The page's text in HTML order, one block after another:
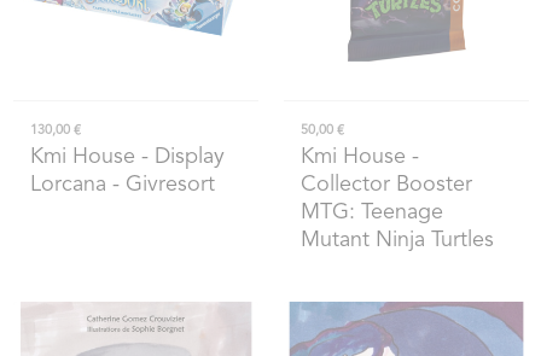
130,00 €
Kmi House - Display
Lorcana - Givresort
50,00 €
Kmi House -
Collector Booster
MTG: Teenage
Mutant Ninja Turtles